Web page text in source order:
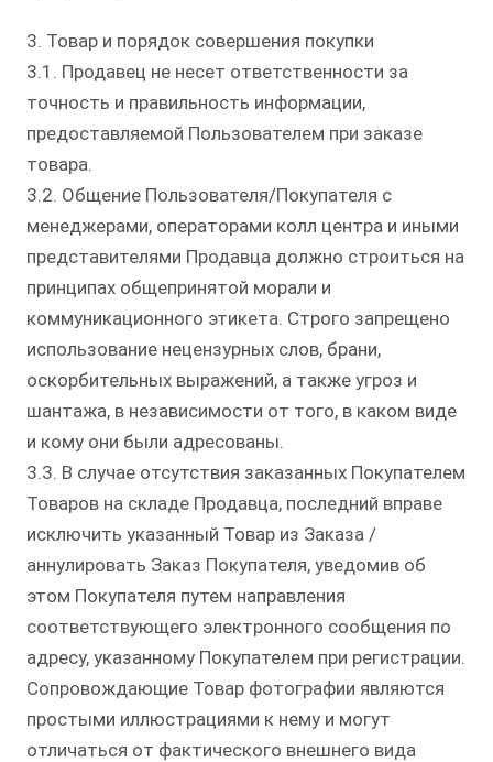
3. Товар и порядок совершения покупки
3.1. Продавец не несет ответственности за
точность и правильность информации,
предоставляемой Пользователем при заказе
товара.
3.2. Общение Пользователя/Покупателя с
менеджерами, операторами колл центра и иными
представителями Продавца должно строиться на
принципах общепринятой морали и
коммуникационного этикета. Строго запрещено
использование нецензурных слов, брани,
оскорбительных выражений, а также угроз и
шантажа, в независимости от того, в каком виде
и кому они были адресованы.
3.3. В случае отсутствия заказанных Покупателем
Товаров на складе Продавца, последний вправе
исключить указанный Товар из Заказа /
аннулировать Заказ Покупателя, уведомив об
этом Покупателя путем направления
соответствующего электронного сообщения по
адресу, указанному Покупателем при регистрации.
Сопровождающие Товар фотографии являются
простыми иллюстрациями к нему и могут
отличаться от фактического внешнего вида